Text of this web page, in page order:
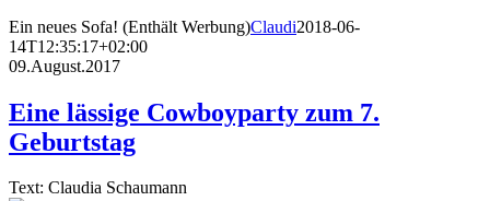
Ein neues Sofa! (Enthält Werbung)Claudi2018-06-
14T12:35:17+02:00
09.August.2017
Eine lässige Cowboyparty zum 7.
Geburtstag
Text: Claudia Schaumann